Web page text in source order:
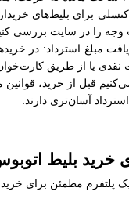
برای بلیط‌های
وجه را در سایت بررسی
مبلغ استرداد: در
نقدی یا از طریق
قبل از خرید،
آسان‌تری دارند.
خرید بلیط
پلتفرم مطمئن برای